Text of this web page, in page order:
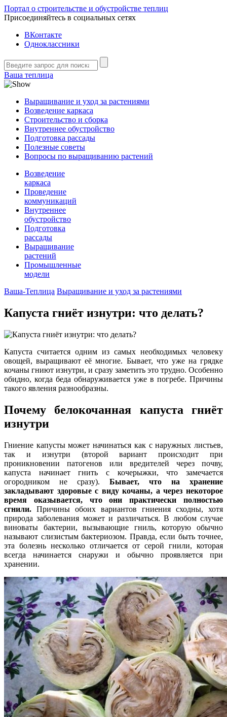
Портал о строительстве и обустройстве теплиц
Присоединяйтесь в социальных сетях
ВКонтакте
Одноклассники
Ваша теплица
Выращивание и уход за растениями
Возведение каркаса
Строительство и сборка
Внутреннее обустройство
Подготовка рассады
Полезные советы
Вопросы по выращиванию растений
Возведение
каркаса
Проведение
коммуникаций
Внутреннее
обустройство
Подготовка
рассады
Выращивание
растений
Промышленные
модели
Ваша-Теплица Выращивание и уход за растениями
Капуста гниёт изнутри: что делать?
Капуста считается одним из самых необходимых человеку
овощей, выращивают её многие. Бывает, что уже на грядке
кочаны гниют изнутри, и сразу заметить это трудно. Особенно
обидно, когда беда обнаруживается уже в погребе. Причины
такого явления разнообразны.
Почему белокочанная капуста гниёт
изнутри
Гниение капусты может начинаться как с наружных листьев,
так и изнутри (второй вариант происходит при
проникновении патогенов или вредителей через почву,
капуста начинает гнить с кочерыжки, что замечается
огородником не сразу). Бывает, что на хранение
закладывают здоровые с виду кочаны, а через некоторое
время оказывается, что они практически полностью
сгнили. Причины обоих вариантов гниения сходны, хотя
природа заболевания может и различаться. В любом случае
виноваты бактерии, вызывающие гниль, которую обычно
называют слизистым бактериозом. Правда, если быть точнее,
эта болезнь несколько отличается от серой гнили, которая
всегда начинается снаружи и обычно проявляется при
хранении.